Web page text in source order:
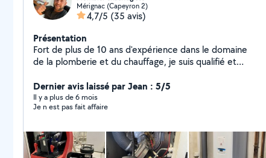
Mérignac (Capeyron 2)
4,7/5 (35 avis)
Présentation
Fort de plus de 10 ans d'expérience dans le domaine
de la plomberie et du chauffage, je suis qualifié et
plomberie et de chauffage. Actuellement directeur de
travaux dans une société de plomberie / chauffage
Dernier avis laissé par Jean : 5/5
Il y a plus de 6 mois
Je n est pas fait affaire